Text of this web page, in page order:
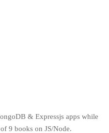
& Expressjs apps while
9 books on JS/Node.